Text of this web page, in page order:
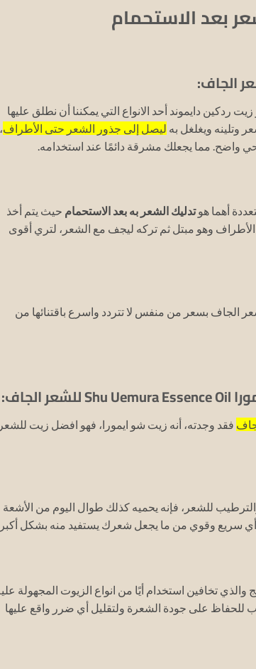
بعد الاستحمام
ردكين دايموند أحد الانواع التي يمكننا أن نطلق عليها
وتلينه ويغلغل به ليصل إلى جذور الشعر حتى الأطراف،
واضح. مما يجعلك مشرقة دائمًا عند استخدامه.
أهما هوتدليك الشعر به بعد الاستحمام حيث يتم أخذ
الأطراف وهو مبتل ثم تركه ليجف مع الشعر، لتري أقوى
فقد وجدته، أنه زيت شو ايمورا، فهو افضل زيت
للشعر، فإنه يحميه كذلك طوال اليوم من الأشعة
سريع وقوي من ما يجعل شعرك يستفيد منه بشكل
تخافين استخدام أيًا من انواع الزيوت المجهولة
للحفاظ على جودة الشعرة ولتقليل أي ضرر واقع عليها